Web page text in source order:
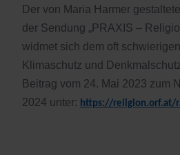
Der von Maria Harmer
der Sendung „PRAXIS –
widmet sich dem oft
Klimaschutz und
Beitrag vom 24. Mai 2023 zum
2024 unter: https://religion.orf.at/